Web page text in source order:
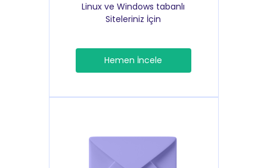
Linux ve Windows tabanlı
Siteleriniz İçin
Hemen İncele